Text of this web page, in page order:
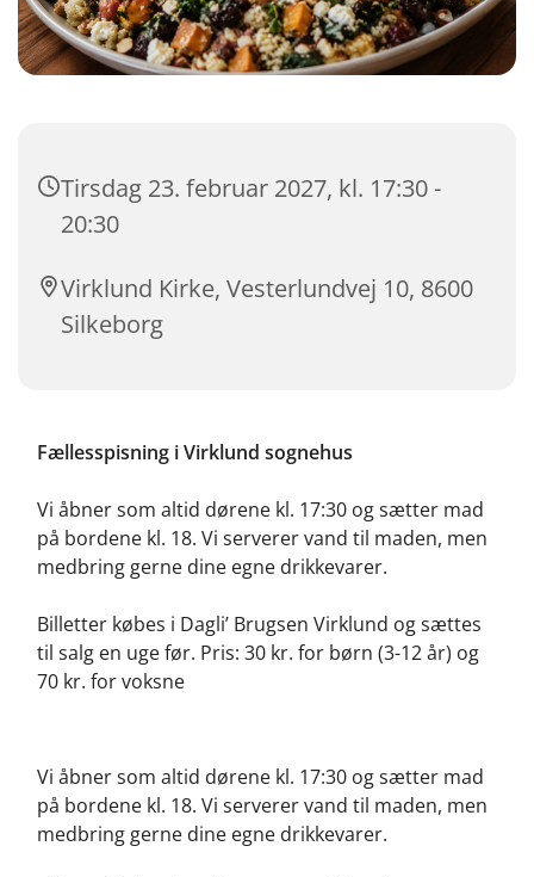
Tirsdag 23. februar 2027, kl. 17:30 -
20:30
Virklund Kirke, Vesterlundvej 10, 8600
Silkeborg
Fællesspisning i Virklund sognehus
Vi åbner som altid dørene kl. 17:30 og sætter mad
på bordene kl. 18. Vi serverer vand til maden, men
medbring gerne dine egne drikkevarer.
Billetter købes i Dagli’ Brugsen Virklund og sættes
til salg en uge før. Pris: 30 kr. for børn (3-12 år) og
70 kr. for voksne
Vi åbner som altid dørene kl. 17:30 og sætter mad
på bordene kl. 18. Vi serverer vand til maden, men
medbring gerne dine egne drikkevarer.